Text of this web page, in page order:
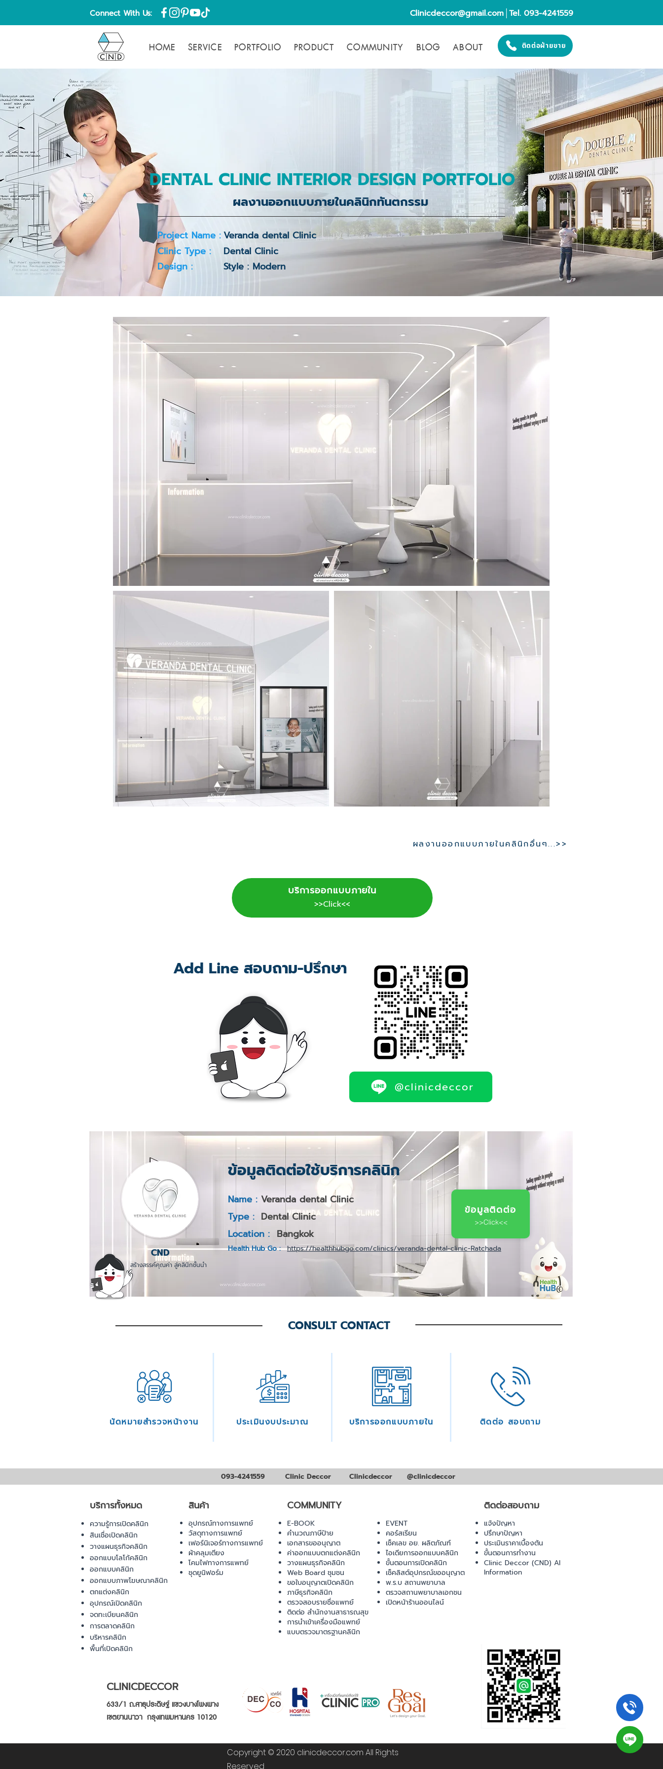
Connect With Us: Clinicdeccor@gmail.com │Tel. 093-4241559
HOME SERVICE PORTFOLIO PRODUCT COMMUNITY BLOG ABOUT ติดต่อฝ่ายขาย
DENTAL CLINIC INTERIOR DESIGN PORTFOLIO
ผลงานออกแบบภายในคลินิกทันตกรรม
Project Name :Veranda dental Clinic
Clinic Type :
Dental Clinic
Design :
Style : Modern
ผลงานออกแบบภายในคลินิกอื่นๆ...>>
บริการออกแบบภายใน
>>Click<<
@clinicdeccor
Add Line สอบถาม-ปรึกษา
CND
ข้อมูลติดต่อใช้บริการคลินิก
Name : Veranda dental Clinic
Type : Dental Clinic
Location : Bangkok
ข้อมูลติดต่อ
>>Click<<
Health Hub Go : https://healthhubgo.com/clinics/veranda-dental-clinic-Ratchada
สร้างสรรค์คุณค่า สู่คลินิกชั้นนำ
CONSULT CONTACT
นัดหมายสำรวจหน้างาน ประเมินงบประมาณ บริการออกแบบภายใน ติดต่อ สอบถาม
093-4241559 Clinic Deccor Clinicdeccor @clinicdeccor
บริการทั้งหมด
ความรู้การเปิดคลินิก
สินเชื่อเปิดคลินิก
วางแผนธุรกิจคลินิก
ออกแบบโลโก้คลินิก
ออกแบบคลินิก
ออกแบบภาพโฆษณาคลินิก
ตกแต่งคลินิก
อุปกรณ์เปิดคลินิก
จดทะเบียนคลินิก
การตลาดคลินิก
บริหารคลินิก
พื้นที่เปิดคลินิก
สินค้า
อุปกรณ์ทางการแพทย์
วัสดุทางการแพทย์
เฟอร์นิเจอร์ทางการแพทย์
ผ้าคลุมเตียง
โคมไฟทางการแพทย์
ชุดยูนิฟอร์ม
COMMUNITY
E-BOOK
คำนวณภาษีป้าย
เอกสารขออนุญาต
ค่าออกแบบตกแต่งคลินิก
วางแผนธุรกิจคลินิก
Web Board ชุมชน
ขอใบอนุญาตเปิดคลินิก
ภาษีธุรกิจคลินิก
ตรวจสอบรายชื่อแพทย์
ติดต่อ สำนักงานสาธารณสุข
การนำเข้าเครื่องมือแพทย์
แบบตรวจมาตรฐานคลินิก
CLINICDECCOR
633/1 ถ.สาธุประดิษฐ์ แขวงบางโพงพาง
เขตยานนาวา กรุงเทพมหานคร 10120
ติดต่อสอบถาม
EVENT
คอร์สเรียน
เช็คเลข อย. ผลิตภัณฑ์
ไอเดียการออกแบบคลินิก
ขั้นตอนการเปิดคลินิก
เช็คลิสต์อุปกรณ์ขออนุญาต
พ.ร.บ สถานพยาบาล
ตรวจสถานพยาบาลเอกชน
เปิดหน้าร้านออนไลน์
แจ้งปัญหา
ปรึกษาปัญหา
ประเมินราคาเบื้องต้น
ขั้นตอนการทำงาน
Clinic Deccor (CND) AI
Information
Copyright © 2020 clinicdeccor.com All Rights
Reserved